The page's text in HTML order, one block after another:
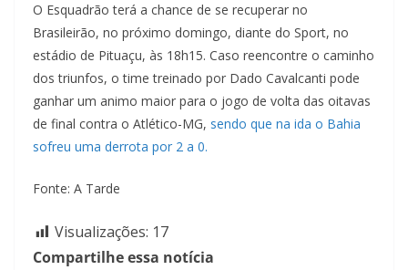
O Esquadrão terá a chance de se recuperar no
Brasileirão, no próximo domingo, diante do Sport, no
estádio de Pituaçu, às 18h15. Caso reencontre o caminho
dos triunfos, o time treinado por Dado Cavalcanti pode
ganhar um animo maior para o jogo de volta das oitavas
de final contra o Atlético-MG, sendo que na ida o Bahia
sofreu uma derrota por 2 a 0.
Fonte: A Tarde
Visualizações: 17
Compartilhe essa notícia